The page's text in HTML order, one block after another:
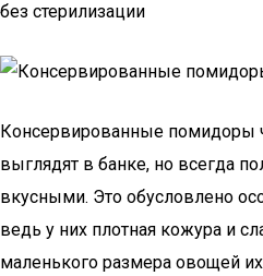
без стерилизации
Консервированные помидоры
выглядят в банке, но всегда
вкусными. Это обусловлено
ведь у них плотная кожура и
маленького размера овощей